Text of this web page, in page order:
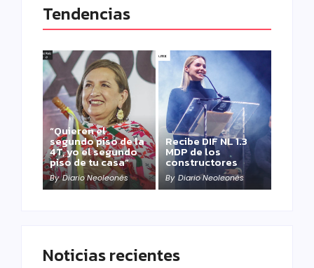
Tendencias
“Quieren el
segundo piso de la
4T, yo el segundo
piso de tu casa”
By Diario Neoleonés
Recibe DIF NL 1.3
MDP de los
constructores
By Diario Neoleonés
Noticias recientes